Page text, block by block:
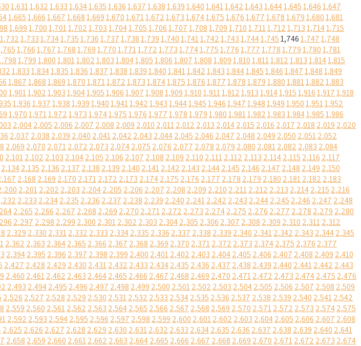
1,6311,6321,6331,6341,6351,6361,6371,6381,6391,6401,6411,6421,6431,6441,6451,6461,647
1,6651,6661,6671,6681,6691,6701,6711,6721,6731,6741,6751,6761,6771,6781,6791,6801,681
1,6991,7001,7011,7021,7031,7041,7051,7061,7071,7081,7091,7101,7111,7121,7131,7141,715
1,7321,7331,7341,7351,7361,7371,7381,7391,7401,7411,7421,7431,7441,7451,7461,7471,748
1,7661,7671,7681,7691,7701,7711,7721,7731,7741,7751,7761,7771,7781,7791,7801,781
1,7991,8001,8011,8021,8031,8041,8051,8061,8071,8081,8091,8101,8111,8121,8131,8141,815
1,8331,8341,8351,8361,8371,8381,8391,8401,8411,8421,8431,8441,8451,8461,8471,8481,849
1,8671,8681,8691,8701,8711,8721,8731,8741,8751,8761,8771,8781,8791,8801,8811,8821,883
1,9011,9021,9031,9041,9051,9061,9071,9081,9091,9101,9111,9121,9131,9141,9151,9161,9171,918
1,9361,9371,9381,9391,9401,9411,9421,9431,9441,9451,9461,9471,9481,9491,9501,9511,952
1,9701,9711,9721,9731,9741,9751,9761,9771,9781,9791,9801,9811,9821,9831,9841,9851,986
2,0042,005 2,006 2,007 2,008 2,009 2,010 2,0112,012 2,013 2,0142,015 2,016 2,017 2,018 2,019 2,020
2,037 2,038 2,039 2,040 2,0412,042 2,043 2,0442,045 2,046 2,047 2,048 2,049 2,050 2,0512,052
2,069 2,070 2,0712,072 2,073 2,0742,075 2,076 2,077 2,078 2,079 2,080 2,0812,082 2,083 2,084
2,1012,102 2,103 2,1042,105 2,106 2,107 2,108 2,109 2,110 2,1112,112 2,113 2,1142,115 2,116 2,117
2,1342,135 2,136 2,137 2,138 2,139 2,140 2,1412,142 2,143 2,1442,145 2,146 2,147 2,148 2,149 2,150
2,168 2,169 2,170 2,1712,172 2,173 2,1742,175 2,176 2,177 2,178 2,179 2,180 2,1812,182 2,183
2,2012,202 2,203 2,2042,205 2,206 2,207 2,208 2,209 2,210 2,2112,212 2,213 2,2142,215 2,216
2,233 2,2342,235 2,236 2,237 2,238 2,239 2,240 2,2412,242 2,243 2,2442,245 2,246 2,247 2,248
2,265 2,266 2,267 2,268 2,269 2,270 2,2712,272 2,273 2,2742,275 2,276 2,277 2,278 2,279 2,280
2,297 2,298 2,299 2,300 2,3012,302 2,303 2,3042,305 2,306 2,307 2,308 2,309 2,310 2,3112,312
2,329 2,330 2,3312,332 2,333 2,3342,335 2,336 2,337 2,338 2,339 2,340 2,3412,342 2,343 2,3442,345
2,362 2,363 2,3642,365 2,366 2,367 2,368 2,369 2,370 2,3712,372 2,373 2,3742,375 2,376 2,377
2,3942,395 2,396 2,397 2,398 2,399 2,400 2,4012,402 2,403 2,4042,405 2,406 2,407 2,408 2,409 2,410
2,427 2,428 2,429 2,430 2,4312,432 2,433 2,4342,435 2,436 2,437 2,438 2,439 2,440 2,4412,442 2,443
2,460 2,4612,462 2,463 2,4642,465 2,466 2,467 2,468 2,469 2,470 2,4712,472 2,473 2,4742,475 2,476
2,493 2,4942,495 2,496 2,497 2,498 2,499 2,500 2,5012,502 2,503 2,5042,505 2,506 2,507 2,508 2,509
2,526 2,527 2,528 2,529 2,530 2,5312,532 2,533 2,5342,535 2,536 2,537 2,538 2,539 2,540 2,5412,542
2,559 2,560 2,5612,562 2,563 2,5642,565 2,566 2,567 2,568 2,569 2,570 2,5712,572 2,573 2,5742,575
2,592 2,593 2,5942,595 2,596 2,597 2,598 2,599 2,600 2,6012,602 2,603 2,6042,605 2,606 2,607 2,608
2,625 2,626 2,627 2,628 2,629 2,630 2,6312,632 2,633 2,6342,635 2,636 2,637 2,638 2,639 2,640 2,641
2,658 2,659 2,660 2,6612,662 2,663 2,6642,665 2,666 2,667 2,668 2,669 2,670 2,6712,672 2,673 2,674